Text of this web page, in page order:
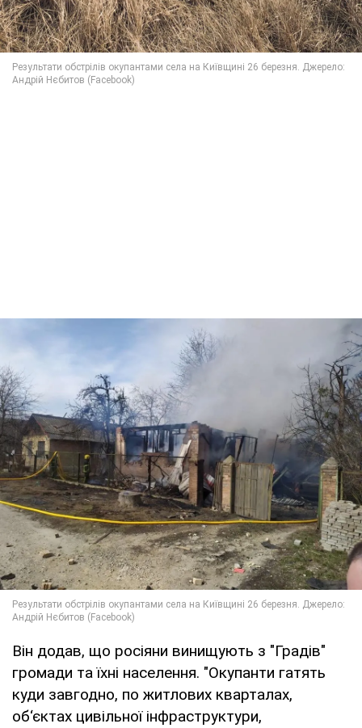
Він додав, що росіяни винищують з "Градів"
громади та їхні населення. "Окупанти гатять
куди завгодно, по житлових кварталах,
об‘єктах цивільної інфраструктури,